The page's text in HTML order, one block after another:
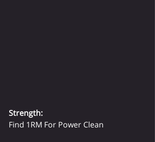
Strength:
Find 1RM For Power Clean